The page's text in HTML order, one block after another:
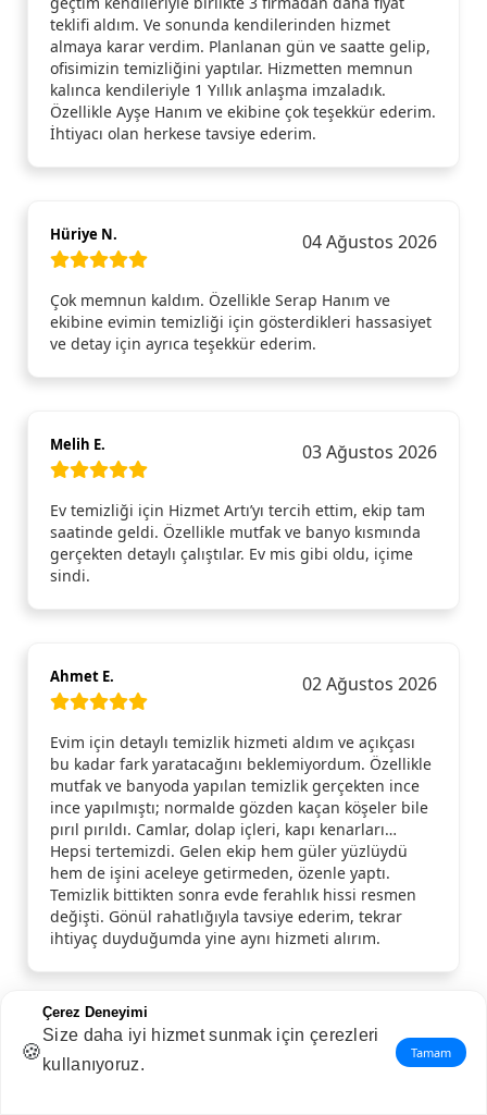
teklifi aldım. Ve sonunda kendilerinden hizmet
almaya karar verdim. Planlanan gün ve saatte gelip,
ofisimizin temizliğini yaptılar. Hizmetten memnun
kalınca kendileriyle 1 Yıllık anlaşma imzaladık.
Özellikle Ayşe Hanım ve ekibine çok teşekkür ederim.
İhtiyacı olan herkese tavsiye ederim.
Hüriye N. 04 Ağustos 2026
Çok memnun kaldım. Özellikle Serap Hanım ve
ekibine evimin temizliği için gösterdikleri hassasiyet
ve detay için ayrıca teşekkür ederim.
Melih E. 03 Ağustos 2026
Ev temizliği için Hizmet Artı’yı tercih ettim, ekip tam
saatinde geldi. Özellikle mutfak ve banyo kısmında
gerçekten detaylı çalıştılar. Ev mis gibi oldu, içime
sindi.
Ahmet E. 02 Ağustos 2026
Evim için detaylı temizlik hizmeti aldım ve açıkçası
bu kadar fark yaratacağını beklemiyordum. Özellikle
mutfak ve banyoda yapılan temizlik gerçekten ince
ince yapılmıştı; normalde gözden kaçan köşeler bile
pırıl pırıldı. Camlar, dolap içleri, kapı kenarları…
Hepsi tertemizdi. Gelen ekip hem güler yüzlüydü
hem de işini aceleye getirmeden, özenle yaptı.
Temizlik bittikten sonra evde ferahlık hissi resmen
değişti. Gönül rahatlığıyla tavsiye ederim, tekrar
ihtiyaç duyduğumda yine aynı hizmeti alırım.
Nuriye S. 01 Ağustos 2026
🍪
Çerez Deneyimi
Size daha iyi hizmet sunmak için çerezleri
kullanıyoruz.
Tamam